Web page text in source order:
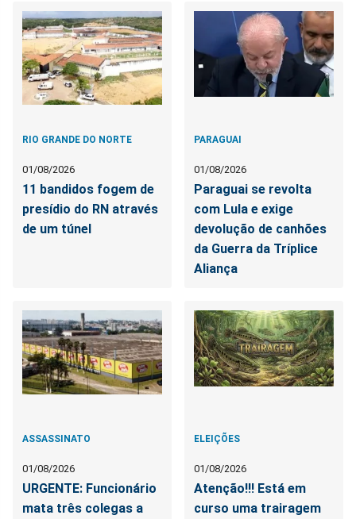
RIO GRANDE DO NORTE
01/08/2026
11 bandidos fogem de
presídio do RN através
de um túnel
PARAGUAI
01/08/2026
Paraguai se revolta
com Lula e exige
devolução de canhões
da Guerra da Tríplice
Aliança
ASSASSINATO
01/08/2026
URGENTE: Funcionário
mata três colegas a
ELEIÇÕES
01/08/2026
Atenção!!! Está em
curso uma trairagem